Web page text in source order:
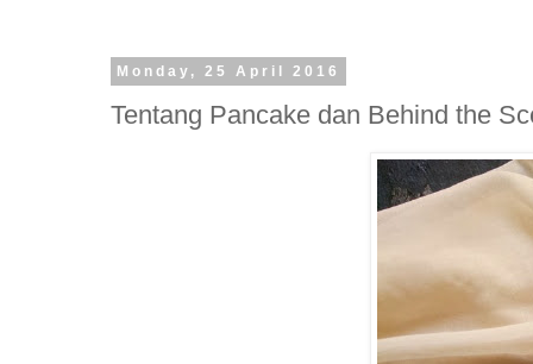
Monday, 25 April 2016
Tentang Pancake dan Behind the